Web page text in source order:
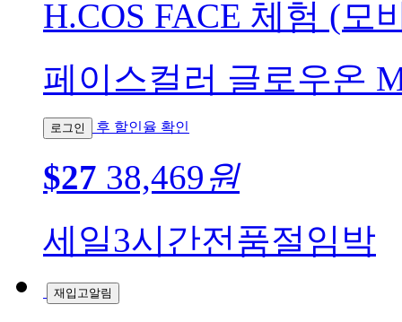
H.COS FACE 체험 (모
페이스컬러 글로우온
로그인 후 할인율 확인
$27 38,469원
세일3시간전품절임박
재입고알림